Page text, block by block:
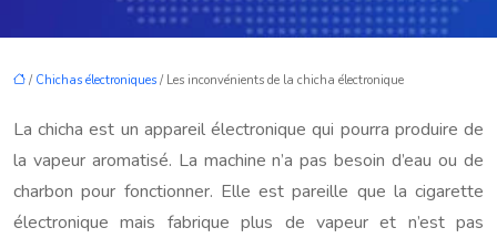
/ Chichas électroniques / Les inconvénients de la chicha électronique
La chicha est un appareil électronique qui pourra produire de
la vapeur aromatisé. La machine n’a pas besoin d’eau ou de
charbon pour fonctionner. Elle est pareille que la cigarette
électronique mais fabrique plus de vapeur et n’est pas